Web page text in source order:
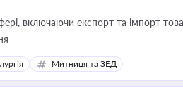
включаючи експорт та імпорт
Митниця та ЗЕД